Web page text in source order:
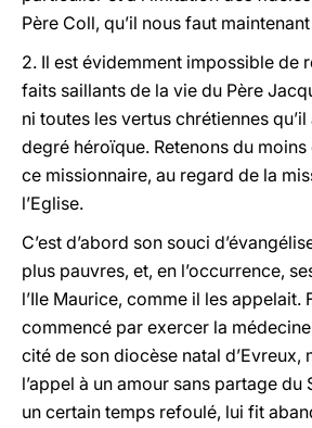
Père Coll, qu’il nous faut
2. Il est évidemment impossible de
faits saillants de la vie du Père
ni toutes les vertus chrétiennes
degré héroïque. Retenons du
ce missionnaire, au regard de la
l’Eglise.
C’est d’abord son souci
plus pauvres, et, en l’occurrence,
l’Ile Maurice, comme il les appelait.
commencé par exercer la
cité de son diocèse natal d’Evreux,
l’appel à un amour sans partage du
un certain temps refoulé, lui fit